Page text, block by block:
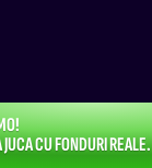
CU FONDURI REALE.